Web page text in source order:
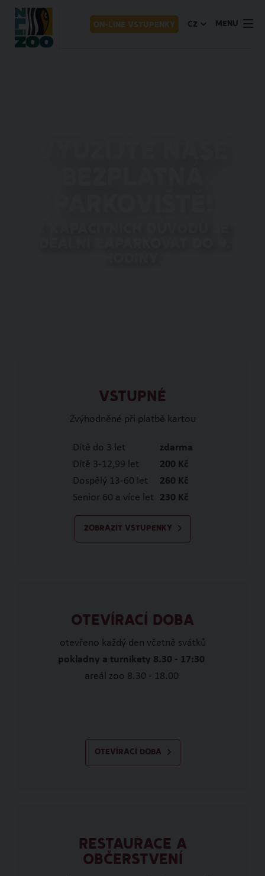
ON-LINE VSTUPENKY CZ MENU
VSTUPNÉ
Zvýhodněné při platbě kartou
Dítě do 3 let
zdarma
Dítě 3-12,99 let
200 Kč
Dospělý 13-60 let
260 Kč
Senior 60 a více let
230 Kč
ZOBRAZIT VSTUPENKY
OTEVÍRACÍ DOBA
otevřeno každý den včetně svátků
pokladny a turnikety 8.30 - 17:30
areál zoo 8.30 - 18.00
OTEVÍRACÍ DOBA
RESTAURACE A
OBČERSTVENÍ